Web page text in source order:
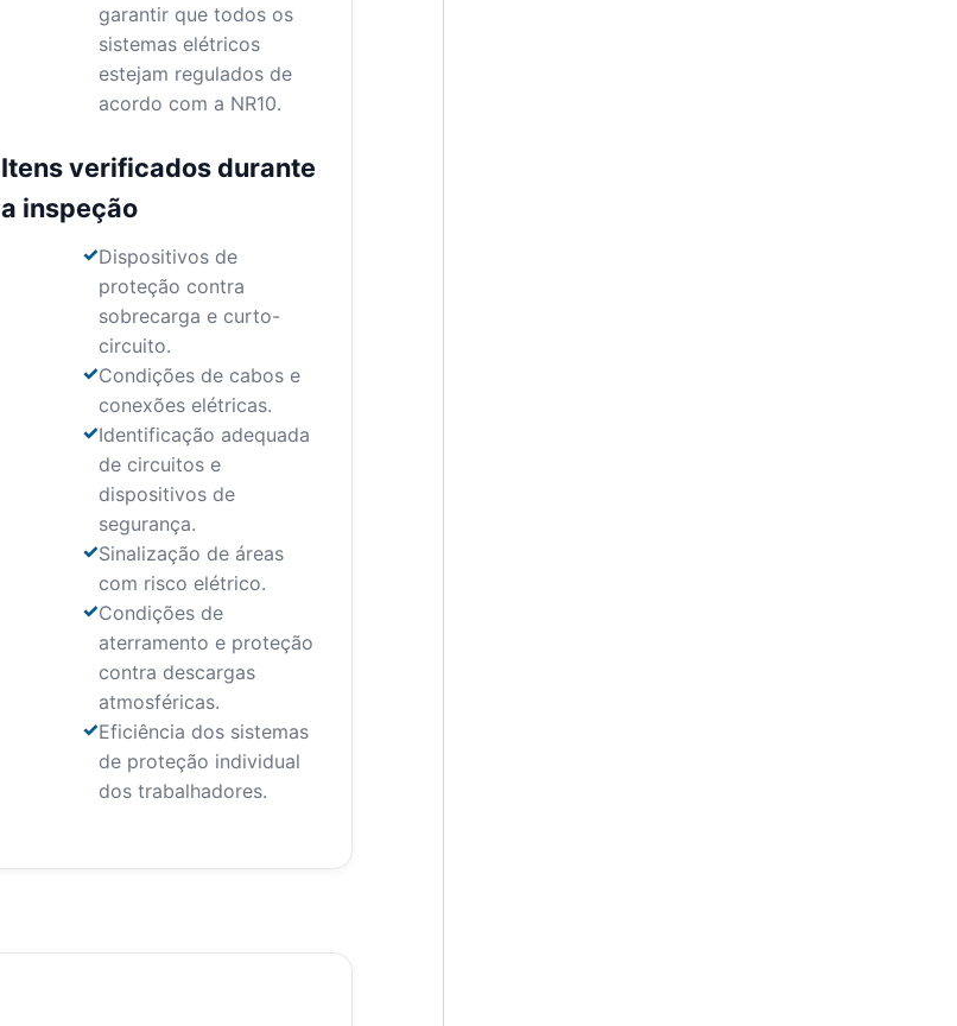
garantir que todos os
sistemas elétricos
estejam regulados de
acordo com a NR10.
Itens verificados durante
a inspeção
Dispositivos de
proteção contra
sobrecarga e curto-
circuito.
Condições de cabos e
conexões elétricas.
Identificação adequada
de circuitos e
dispositivos de
segurança.
Sinalização de áreas
com risco elétrico.
Condições de
aterramento e proteção
contra descargas
atmosféricas.
Eficiência dos sistemas
de proteção individual
dos trabalhadores.